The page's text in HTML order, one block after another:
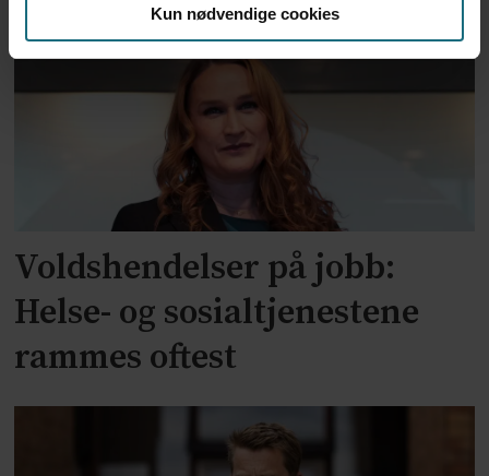
Kun nødvendige cookies
Voldshendelser på jobb:
Helse- og sosialtjenestene
rammes oftest